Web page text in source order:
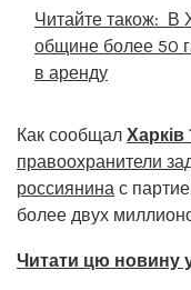
Читайте також: В
общине более 50
в аренду
Как сообщал Харків
правоохранители
россиянина с
более двух
Читати цю новину